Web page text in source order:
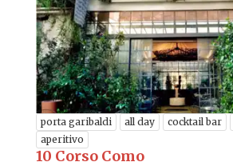
porta garibaldi all day cocktail bar
aperitivo
10 Corso Como